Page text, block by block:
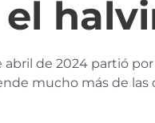
abril de 2024 partió
mucho más de las